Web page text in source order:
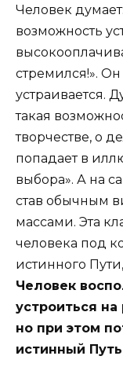
Человек
возможность
стремился!». Он
устраивается.
такая
творчестве, о
попадает в
выбора». А на
став обычным
массами. Эта
человека под
истинного
Человек
устроиться
но при этом
истинный